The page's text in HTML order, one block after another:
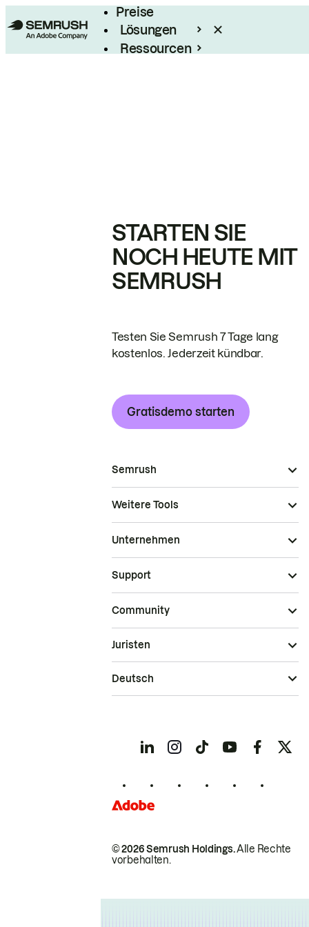
Preise
Lösungen
Ressourcen
STARTEN SIE
NOCH HEUTE MIT
SEMRUSH
Testen Sie Semrush 7 Tage lang
kostenlos. Jederzeit kündbar.
Gratisdemo starten
Semrush
Weitere Tools
Unternehmen
Support
Community
© 2026 Semrush Holdings.Alle Rechte
vorbehalten.
Juristen
Deutsch